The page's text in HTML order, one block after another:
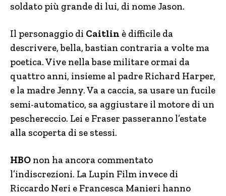
soldato più grande di lui, di nome Jason.
Il personaggio di Caitlin è difficile da
descrivere, bella, bastian contraria a volte ma
poetica. Vive nella base militare ormai da
quattro anni, insieme al padre Richard Harper,
e la madre Jenny. Va a caccia, sa usare un fucile
semi-automatico, sa aggiustare il motore di un
peschereccio. Lei e Fraser passeranno l’estate
alla scoperta di se stessi.
HBO non ha ancora commentato
l’indiscrezioni. La Lupin Film invece di
Riccardo Neri e Francesca Manieri hanno